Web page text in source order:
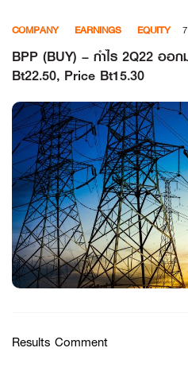
content
COMPANY EARNINGS EQUITY
BPP (BUY) – กำไร 2Q22 ออ
Bt22.50, Price Bt15.30
Results Comment